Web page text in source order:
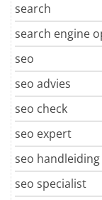
search
search engine
seo
seo advies
seo check
seo expert
seo handleiding
seo specialist